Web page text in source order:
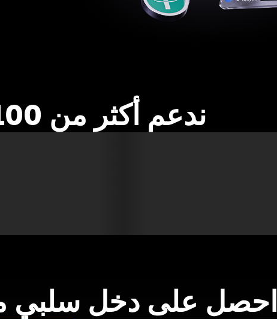
ندعم أكثر من 100 عملة مشفرة
احصل على دخل سلبي